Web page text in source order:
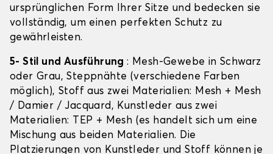
ursprünglichen Form Ihrer Sitze und bedecken sie
vollständig, um einen perfekten Schutz zu
gewährleisten.
5- Stil und Ausführung: Mesh-Gewebe in Schwarz
oder Grau, Steppnähte (verschiedene Farben
möglich), Stoff aus zwei Materialien: Mesh + Mesh
/ Damier / Jacquard, Kunstleder aus zwei
Materialien: TEP + Mesh (es handelt sich um eine
Mischung aus beiden Materialien. Die
Platzierungen von Kunstleder und Stoff können je